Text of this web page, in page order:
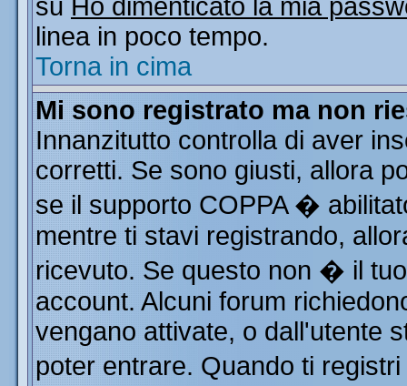
su Ho dimenticato la mia
linea in poco tempo.
Torna in cima
Mi sono registrato ma non
Innanzitutto controlla di aver
corretti. Se sono giusti, allora
se il supporto COPPA �
mentre ti stavi registrando,
ricevuto. Se questo non � il
account. Alcuni forum
vengano attivate, o dall'utente
poter entrare. Quando ti